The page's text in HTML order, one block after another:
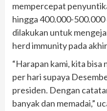
mempercepat
hingga 400.000-
dilakukan untuk
herd immunity pada
“Harapan kami, kita bisa
per hari supaya
presiden. Dengan
banyak dan memadai,”